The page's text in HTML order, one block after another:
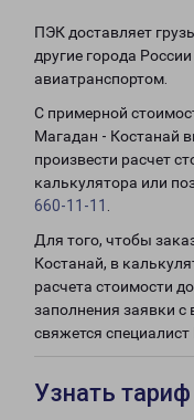
ПЭК доставляет
другие города
авиатранспортом.
С примерной
Магадан - Костанай
произвести расчет
калькулятора или
660-11-11
Для того, чтобы
Костанай, в
расчета стоимости
заполнения заявки с
свяжется специалист
Узнать